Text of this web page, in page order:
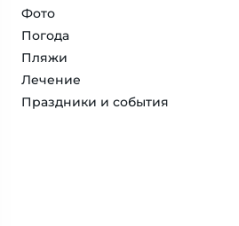
Фото
Погода
Пляжи
Лечение
Праздники и события